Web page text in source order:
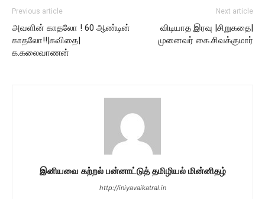
Previous article
அவளின் காதலோ ! 60 ஆண்டின்
காதலோ!!|கவிதை|
க.கலைவாணன்
Next article
விடியாத இரவு |சிறுகதை|
முனைவர் கை.சிவக்குமார்
இனியவை கற்றல் பன்னாட்டுத் தமிழியல் மின்னிதழ்
http://iniyavaikatral.in